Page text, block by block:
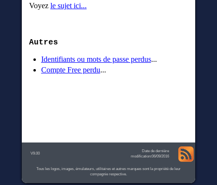
Voyez le sujet ici...
Autres
Identifiants ou mots de passe perdus...
Compte Free perdu...
V9.00
Date de dernière
modification:06/09/2016
Tous les logos, images, émulateurs, utilitaires et autres marques sont la propriété de leur
compagnie respective.